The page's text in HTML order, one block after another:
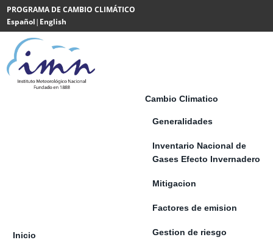
Saltar al contenido
PROGRAMA DE CAMBIO CLIMÁTICO
Español| English
Powered
by
Translate
Inicio
Cambio Climatico
Generalidades
Inventario Nacional de
Gases Efecto Invernadero
Mitigacion
Factores de emision
Gestion de riesgo